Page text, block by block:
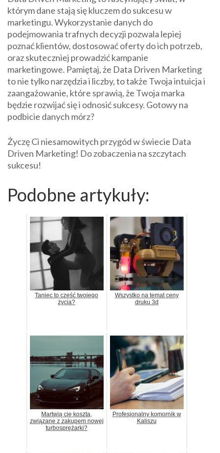
którym dane stają się kluczem do sukcesu w
marketingu. Wykorzystanie danych do
podejmowania trafnych decyzji pozwala lepiej
poznać klientów, dostosować oferty do ich potrzeb,
oraz skuteczniej prowadzić kampanie
marketingowe. Pamiętaj, że Data Driven Marketing
to nie tylko narzędzia i liczby, to także Twoja intuicja i
zaangażowanie, które sprawią, że Twoja marka
będzie rozwijać się i odnosić sukcesy. Gotowy na
podbicie danych mórz?
Życzę Ci niesamowitych przygód w świecie Data
Driven Marketing! Do zobaczenia na szczytach
sukcesu!
Podobne artykuły:
Taniec to część twojego
życia?
Wszystko na temat ceny
druku 3d
Martwią cię koszta,
związane z zakupem nowej
turbosprężarki?
Profesjonalny komornik w
Kaliszu